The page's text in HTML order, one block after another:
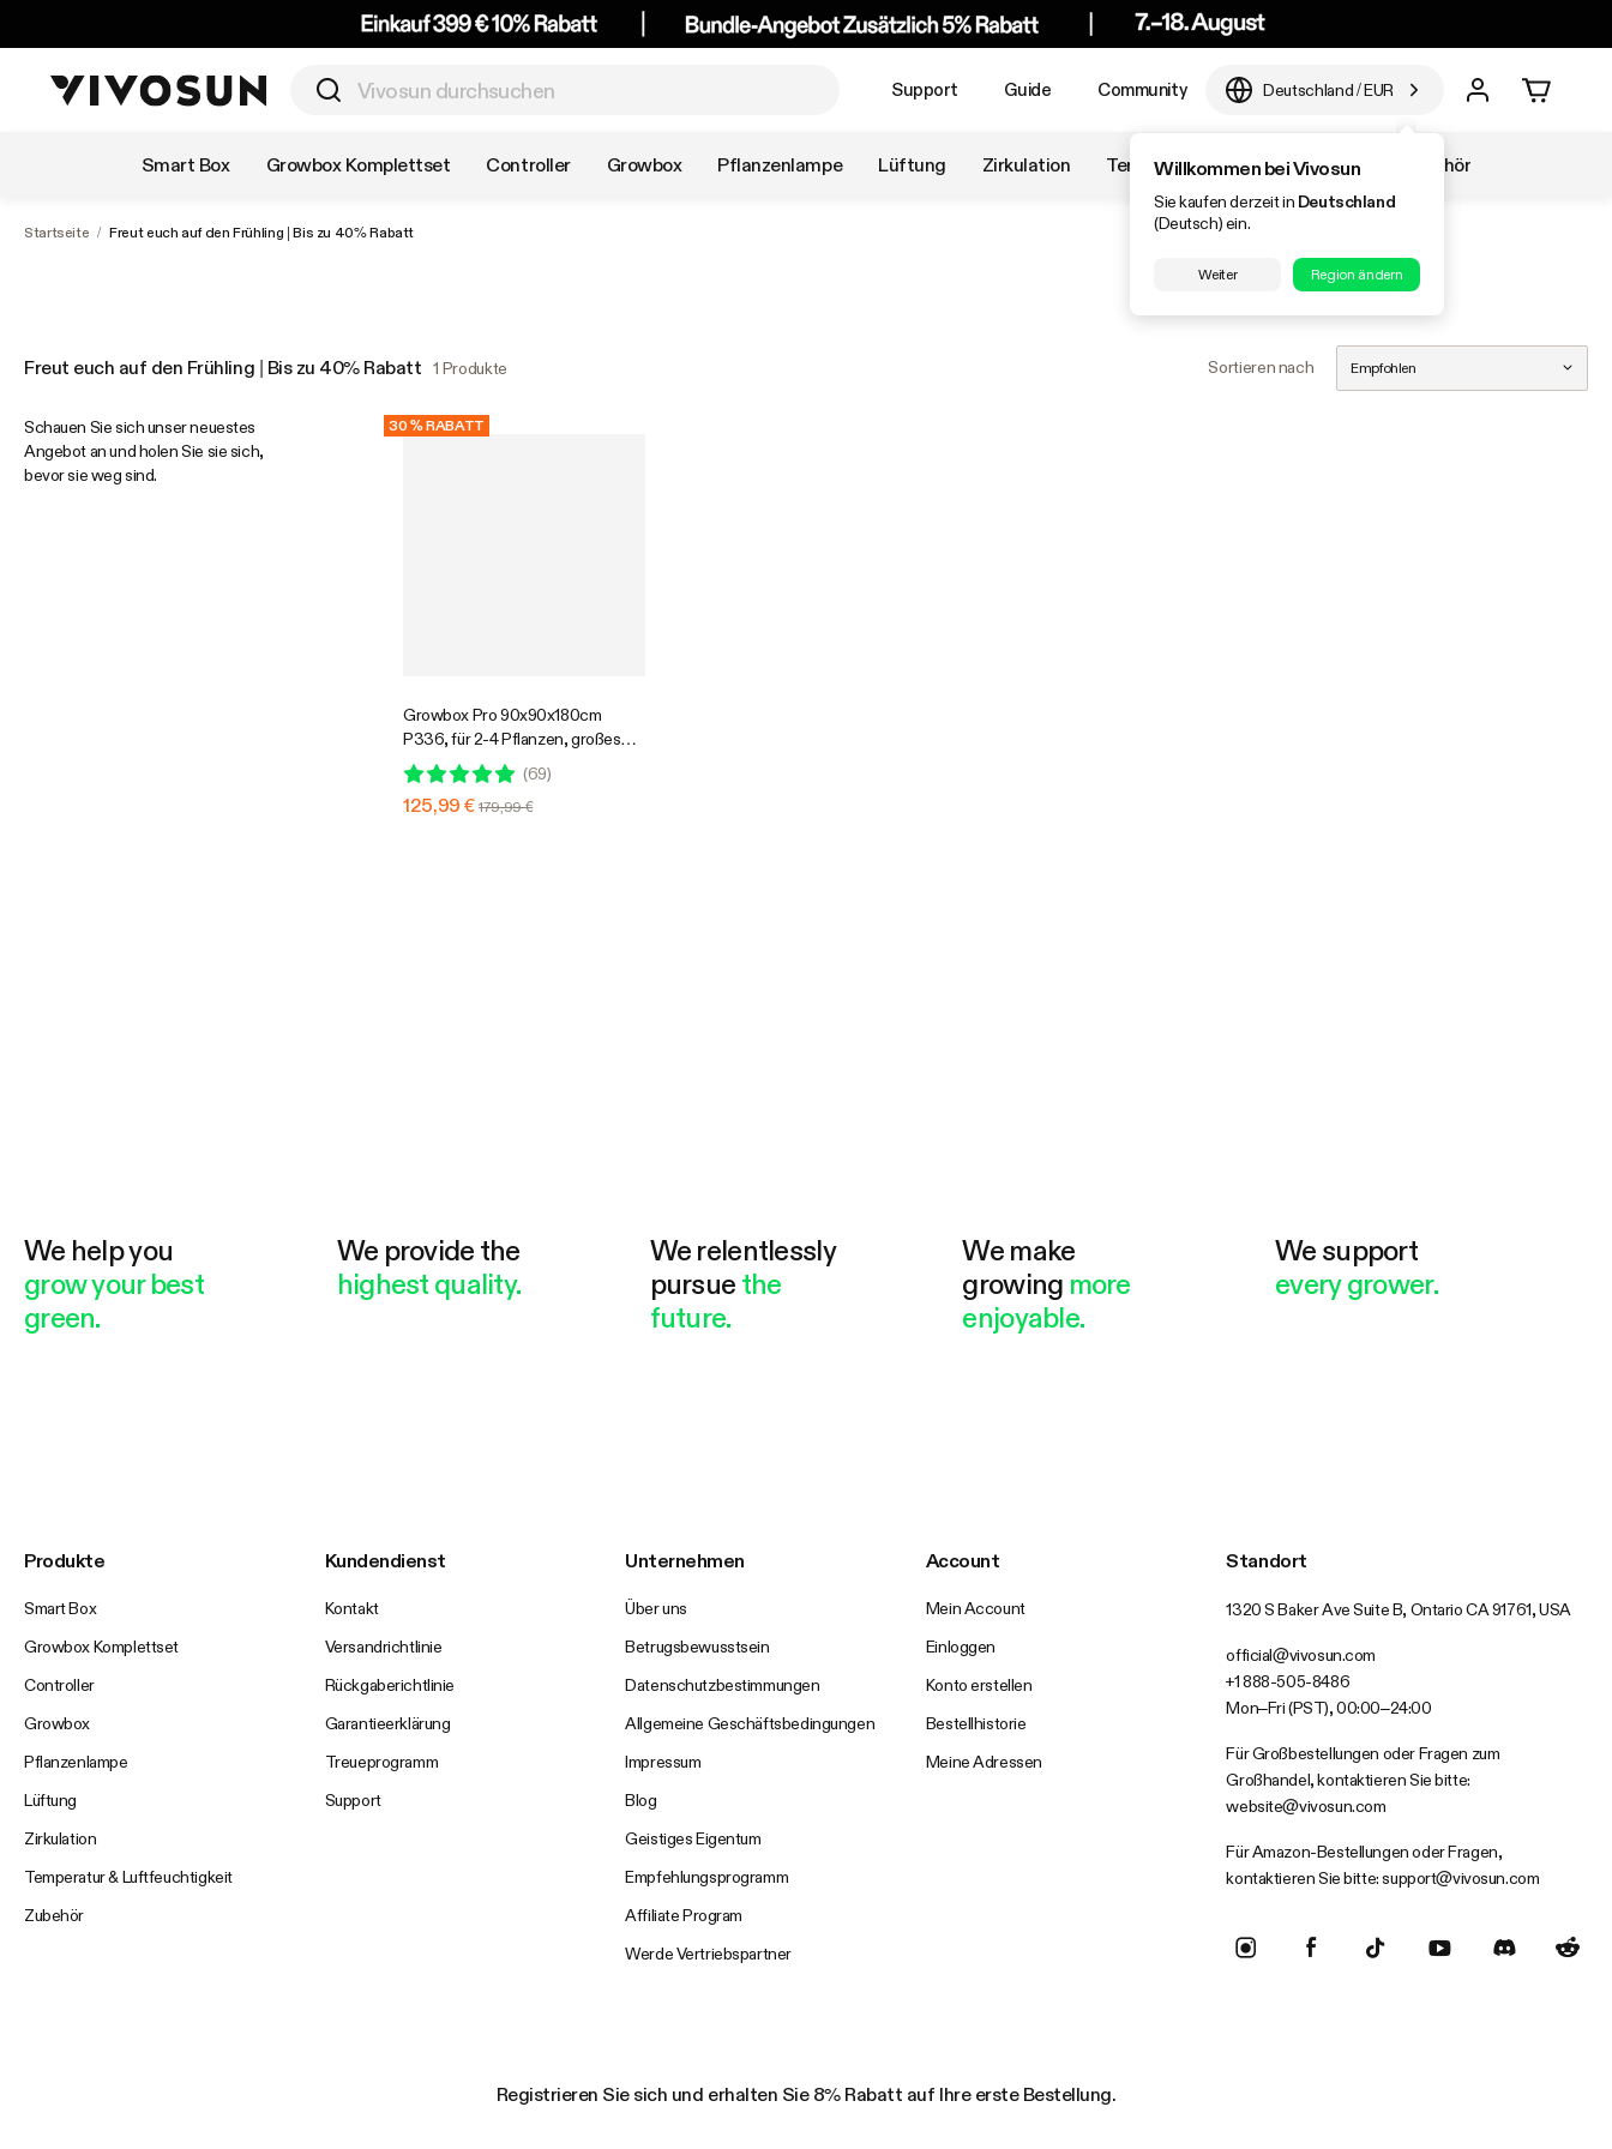
Support Guide Community Deutschland/EUR
Willkommen bei Vivosun
Sie kaufen derzeit in Deutschland
(Deutsch) ein.
Weiter Region ändern
Smart Box Growbox Komplettset Controller Growbox Pflanzenlampe Lüftung Zirkulation Temperatur & Luftfeuchtigkeit Zubehör
Startseite / Freut euch auf den Frühling | Bis zu 40% Rabatt
Freut euch auf den Frühling | Bis zu 40% Rabatt 1 Produkte Sortieren nach Empfohlen
Schauen Sie sich unser neuestes
Angebot an und holen Sie sie sich,
bevor sie weg sind.
30 % RABATT
Growbox Pro 90x90x180cm
P336, für 2-4 Pflanzen, großes
Frontfenster, für den Indoor-
Pflanzenanbau
(69)
125,99 € 179,99 €
We help you
grow your best
green.
We provide the
highest quality.
We relentlessly
pursue the
future.
We make
growing more
enjoyable.
We support
every grower.
Produkte
Smart Box
Growbox Komplettset
Controller
Growbox
Pflanzenlampe
Lüftung
Zirkulation
Temperatur & Luftfeuchtigkeit
Zubehör
Kundendienst
Kontakt
Versandrichtlinie
Rückgaberichtlinie
Garantieerklärung
Treueprogramm
Support
Unternehmen
Über uns
Betrugsbewusstsein
Datenschutzbestimmungen
Allgemeine Geschäftsbedingungen
Impressum
Blog
Geistiges Eigentum
Empfehlungsprogramm
Affiliate Program
Werde Vertriebspartner
Account
Mein Account
Einloggen
Konto erstellen
Bestellhistorie
Meine Adressen
Standort
1320 S Baker Ave Suite B, Ontario CA 91761, USA
official@vivosun.com
+1 888-505-8486
Mon–Fri (PST), 00:00–24:00
Für Großbestellungen oder Fragen zum
Großhandel, kontaktieren Sie bitte:
website@vivosun.com
Für Amazon-Bestellungen oder Fragen,
kontaktieren Sie bitte:support@vivosun.com
Registrieren Sie sich und erhalten Sie 8% Rabatt auf Ihre erste Bestellung.